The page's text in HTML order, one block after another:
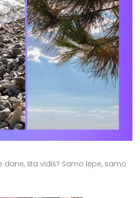
dane, šta vidiš? Samo lepe, samo